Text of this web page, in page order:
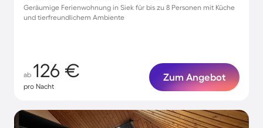
Geräumige Ferienwohnung in Siek für bis zu 8 Personen mit Küche
und tierfreundlichem Ambiente
ab 126 €
pro Nacht
Zum Angebot